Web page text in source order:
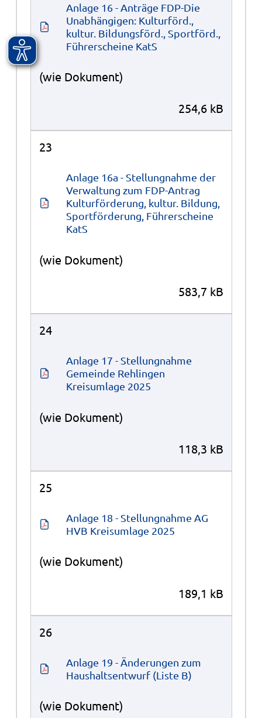
Anlage 16 - Anträge FDP-Die
Unabhängigen: Kulturförd.,
kultur. Bildungsförd., Sportförd.,
Führerscheine KatS
(wie Dokument)
254,6 kB
23
Anlage 16a - Stellungnahme der
Verwaltung zum FDP-Antrag
Kulturförderung, kultur. Bildung,
Sportförderung, Führerscheine
KatS
(wie Dokument)
583,7 kB
24
Anlage 17 - Stellungnahme
Gemeinde Rehlingen
Kreisumlage 2025
(wie Dokument)
118,3 kB
25
Anlage 18 - Stellungnahme AG
HVB Kreisumlage 2025
(wie Dokument)
189,1 kB
26
Anlage 19 - Änderungen zum
Haushaltsentwurf (Liste B)
(wie Dokument)